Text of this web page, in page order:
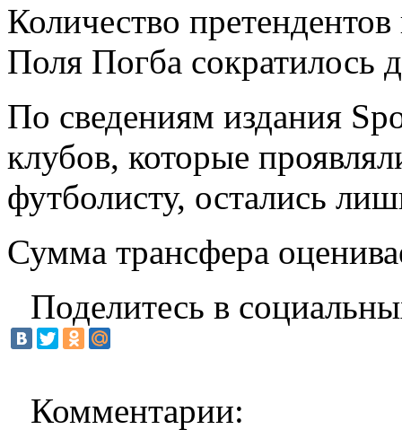
Количество
Поля Погба сократилось
По сведениям издания
клубов, которые
футболисту, остались
Сумма трансфера
Поделитесь в
Комментарии: